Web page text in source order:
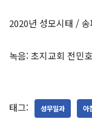
2020년 성모시태 /
녹음: 초지교회 전민
태그: 성무일과 아